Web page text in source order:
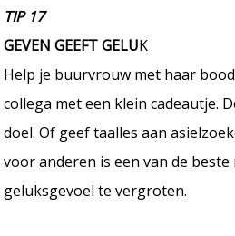
TIP 17
GEVEN GEEFT GELUK
Help je buurvrouw met haar
collega met een klein cadeautje.
doel. Of geef taalles aan
voor anderen is een van de
geluksgevoel te vergroten.